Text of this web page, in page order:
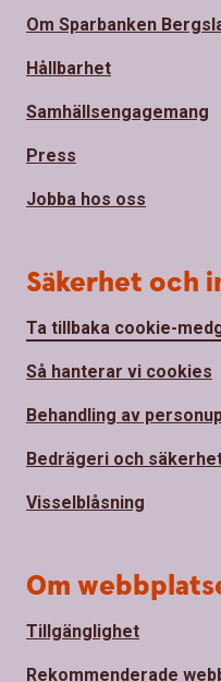
Om Sparbanken
Hållbarhet
Samhällsengagemang
Press
Jobba hos oss
Säkerhet och
Ta tillbaka cookie-
Så hanterar vi cookies
Behandling av
Bedrägeri och
Visselblåsning
Om
Tillgänglighet
Rekommenderade